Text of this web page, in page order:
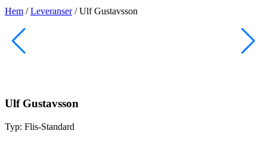
Hem /Leveranser/Ulf Gustavsson
Ulf Gustavsson
Typ: Flis-Standard